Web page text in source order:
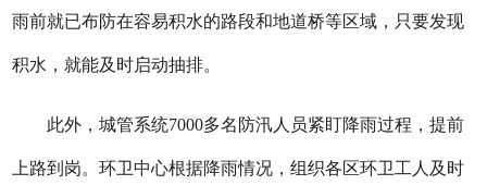
雨前就已布防在容易积水的路段和地道桥等区域，只要发现
积水，就能及时启动抽排。
此外，城管系统7000多名防汛人员紧盯降雨过程，提前
上路到岗。环卫中心根据降雨情况，组织各区环卫工人及时